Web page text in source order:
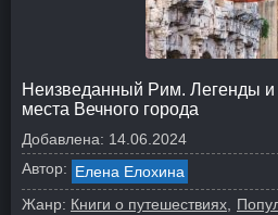
Неизведанный Рим. Легенды и
места Вечного города
Добавлена: 14.06.2024
Автор: Елена Елохина
Жанр: Книги о путешествиях